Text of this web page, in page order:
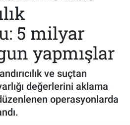
5 milyar
yapmışlar
ve suçtan
değerlerini aklama
operasyonlarda
Haritası
ve Fikstür